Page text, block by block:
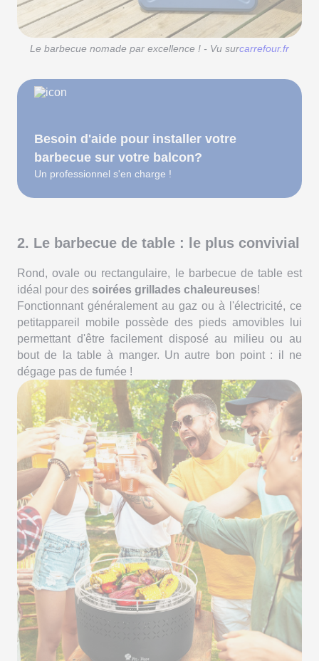
Le barbecue nomade par excellence ! - Vu surcarrefour.fr
Besoin d'aide pour installer votre
barbecue sur votre balcon?
Un professionnel s'en charge !
2. Le barbecue de table : le plus convivial
Rond, ovale ou rectangulaire, le barbecue de table est
idéal pour des soirées grillades chaleureuses!
Fonctionnant généralement au gaz ou à l'électricité, ce
petitappareil mobile possède des pieds amovibles lui
permettant d'être facilement disposé au milieu ou au
bout de la table à manger. Un autre bon point : il ne
dégage pas de fumée !